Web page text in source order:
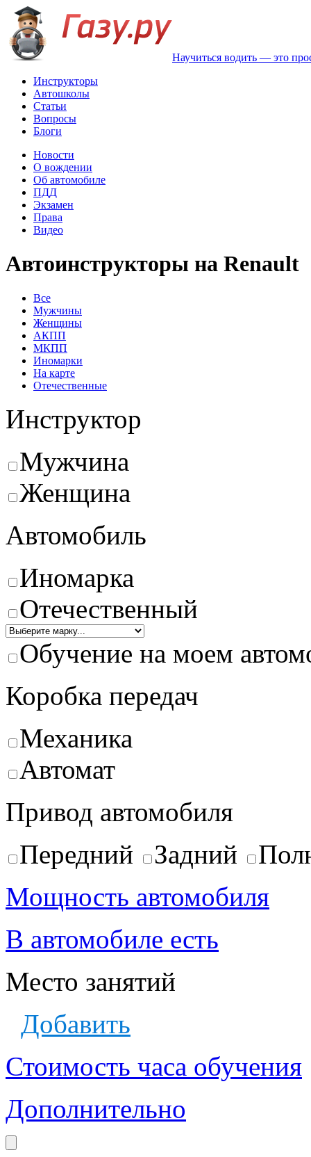
Научиться водить — это
Инструкторы
Автошколы
Статьи
Вопросы
Блоги
Новости
О вождении
Об автомобиле
ПДД
Экзамен
Права
Видео
Автоинструкторы на Renault
Все
Мужчины
Женщины
АКПП
МКПП
Иномарки
На карте
Отечественные
Инструктор
Мужчина
Женщина
Автомобиль
Иномарка
Отечественный
Обучение на моем
Коробка передач
Механика
Автомат
Привод автомобиля
Передний
Задний
Мощность автомобиля
В автомобиле есть
Место занятий
Добавить
Стоимость часа обучения
Дополнительно